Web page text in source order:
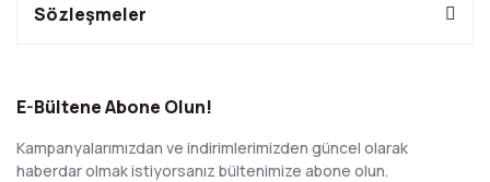
Sözleşmeler
E-Bültene Abone Olun!
Kampanyalarımızdan ve indirimlerimizden güncel olarak
haberdar olmak istiyorsanız bültenimize abone olun.